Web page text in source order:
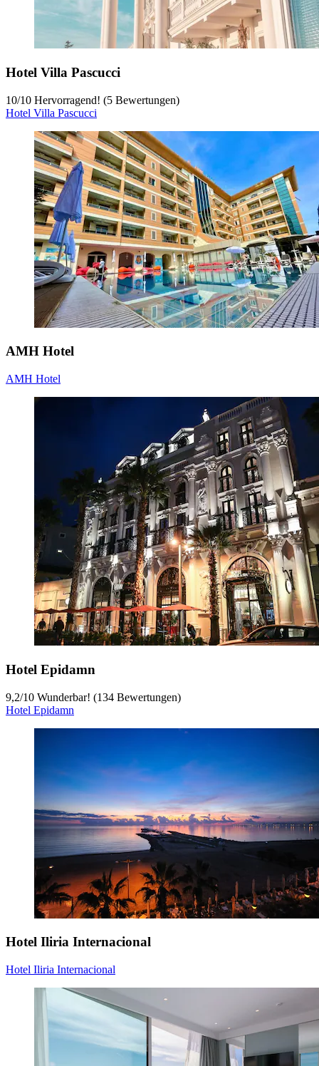
Hotel Villa Pascucci
10/10 Hervorragend! (5 Bewertungen)
Hotel Villa Pascucci
AMH Hotel
AMH Hotel
Hotel Epidamn
9,2/10 Wunderbar! (134 Bewertungen)
Hotel Epidamn
Hotel Iliria Internacional
Hotel Iliria Internacional